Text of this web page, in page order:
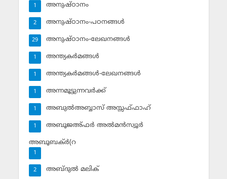
അനുഷ്ഠാനം
1
അനുഷ്ഠാനം-പഠനങ്ങള്‍
2
അനുഷ്ഠാനം-ലേഖനങ്ങള്‍
29
അന്ത്യകര്‍മങ്ങള്‍
1
അന്ത്യകര്‍മങ്ങള്‍-ലേഖനങ്ങള്‍
1
അന്നമൂട്ടുന്നവര്‍ക്ക്
1
അബുല്‍അബ്ബാസ് അസ്സഫ്ഫാഹ്‌
1
അബൂജഅ്ഫര്‍ അല്‍മന്‍സ്വൂര്‍
1
അബൂബക്ര്‍(റ
1
അബ്ദുല്‍ മലിക്‌
2